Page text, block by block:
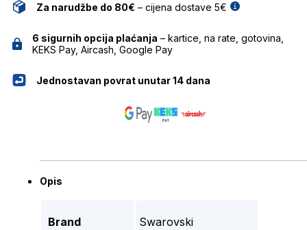
Za narudžbe do 80€ – cijena dostave 5€
6 sigurnih opcija plaćanja – kartice, na rate, gotovina,
KEKS Pay, Aircash, Google Pay
Jednostavan povrat unutar 14 dana
Opis
Brand Swarovski